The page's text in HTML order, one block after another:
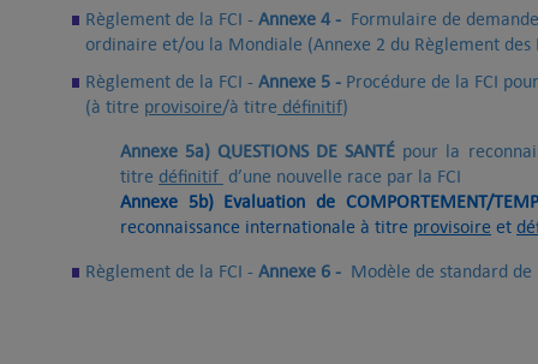
Règlement de la FCI - Annexe 4 - Formulaire de
ordinaire et/ou la Mondiale (Annexe 2 du Règlement des
Règlement de la FCI - Annexe 5 - Procédure de la FCI
(à titre provisoire/à titre définitif)
Annexe 5a) QUESTIONS DE SANTÉ pour la
titre définitif d’une nouvelle race par la FCI
Annexe 5b) Evaluation de COMPORTEMENT/
reconnaissance internationale à titre provisoire et
Règlement de la FCI - Annexe 6 - Modèle de standard de